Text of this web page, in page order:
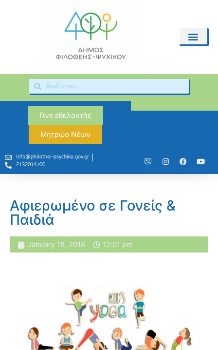
Γίνε εθελοντής
Μητρώο Νέων
info@philothei-psychiko.gov.gr
2132014700
Αφιερωμένο σε Γονείς &
Παιδιά
January 18, 2018 12:01 pm